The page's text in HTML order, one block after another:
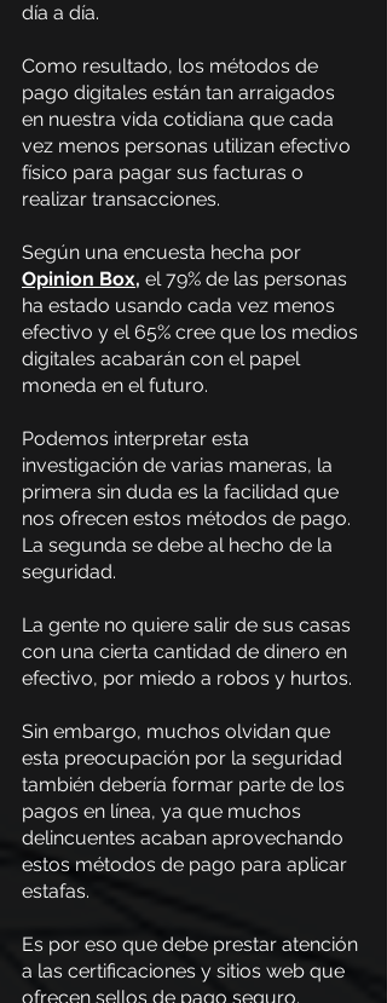
día a día.
Como resultado, los métodos de
pago digitales están tan arraigados
en nuestra vida cotidiana que cada
vez menos personas utilizan efectivo
físico para pagar sus facturas o
realizar transacciones.
Según una encuesta hecha por
Opinion Box, el 79% de las personas
ha estado usando cada vez menos
efectivo y el 65% cree que los medios
digitales acabarán con el papel
moneda en el futuro.
Podemos interpretar esta
investigación de varias maneras, la
primera sin duda es la facilidad que
nos ofrecen estos métodos de pago.
La segunda se debe al hecho de la
seguridad.
La gente no quiere salir de sus casas
con una cierta cantidad de dinero en
efectivo, por miedo a robos y hurtos.
Sin embargo, muchos olvidan que
esta preocupación por la seguridad
también debería formar parte de los
pagos en línea, ya que muchos
delincuentes acaban aprovechando
estos métodos de pago para aplicar
estafas.
Es por eso que debe prestar atención
a las certificaciones y sitios web que
ofrecen sellos de pago seguro.